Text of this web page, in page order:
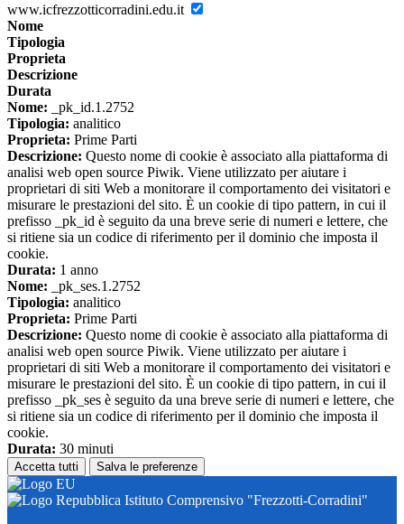
www.icfrezzotticorradini.edu.it
Nome
Tipologia
Proprieta
Descrizione
Durata
Nome: _pk_id.1.2752
Tipologia: analitico
Proprieta: Prime Parti
Descrizione: Questo nome di cookie è associato alla piattaforma di
analisi web open source Piwik. Viene utilizzato per aiutare i
proprietari di siti Web a monitorare il comportamento dei visitatori e
misurare le prestazioni del sito. È un cookie di tipo pattern, in cui il
prefisso _pk_id è seguito da una breve serie di numeri e lettere, che
si ritiene sia un codice di riferimento per il dominio che imposta il
cookie.
Durata: 1 anno
Nome: _pk_ses.1.2752
Tipologia: analitico
Proprieta: Prime Parti
Descrizione: Questo nome di cookie è associato alla piattaforma di
analisi web open source Piwik. Viene utilizzato per aiutare i
proprietari di siti Web a monitorare il comportamento dei visitatori e
misurare le prestazioni del sito. È un cookie di tipo pattern, in cui il
prefisso _pk_ses è seguito da una breve serie di numeri e lettere, che
si ritiene sia un codice di riferimento per il dominio che imposta il
cookie.
Durata: 30 minuti
Accetta tutti Salva le preferenze
Istituto Comprensivo "Frezzotti-Corradini"